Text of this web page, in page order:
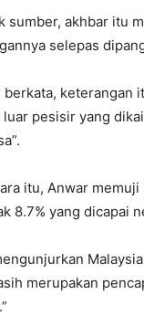
sumber, akhbar itu
selepas
berkata, keterangan
luar pesisir yang
itu, Anwar
8.7% yang dicapai
merupakan